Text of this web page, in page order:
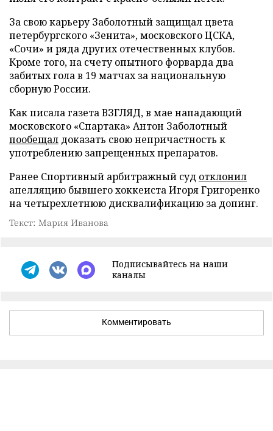
За свою карьеру Заболотный защищал цвета
петербургского «Зенита», московского ЦСКА,
«Сочи» и ряда других отечественных клубов.
Кроме того, на счету опытного форварда два
забитых гола в 19 матчах за национальную
сборную России.
Как писала газета ВЗГЛЯД, в мае нападающий
московского «Спартака» Антон Заболотный
пообещал доказать свою непричастность к
употреблению запрещенных препаратов.
Ранее Спортивный арбитражный суд отклонил
апелляцию бывшего хоккеиста Игоря Григоренко
на четырехлетнюю дисквалификацию за допинг.
Текст: Мария Иванова
Подписывайтесь на наши
каналы
Комментировать